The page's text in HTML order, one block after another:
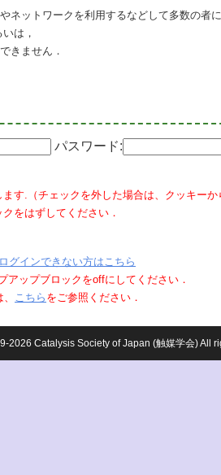
ネットワークを利用するなどして多数の者
は，
きません．
パスワード:
す.（チェックを外した場合は、クッキーか
をはずしてください．
ログインできない方はこちら
アップブロックをoffにしてください．
こちら をご参照ください．
2026 Catalysis Society of Japan (触媒学会) All